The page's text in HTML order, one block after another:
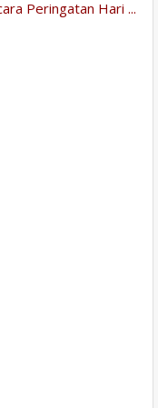
Peringatan Hari ...